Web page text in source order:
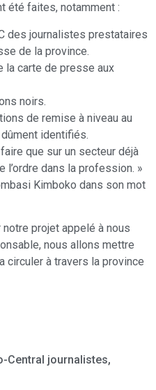
été faites, notamment :
des journalistes prestataires
de la province.
la carte de presse aux
noirs.
de remise à niveau au
identifiés.
que sur un secteur déjà
l’ordre dans la profession. »
Kimboko dans son mot
notre projet appelé à nous
nous allons mettre
circuler à travers la province
Central journalistes,